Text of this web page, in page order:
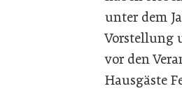
unter dem
Vorstellung
vor den
Hausgäste